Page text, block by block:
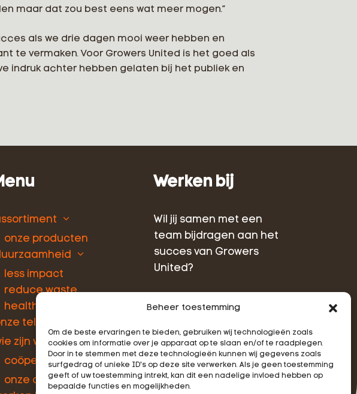
Beheer toestemming
Om de beste ervaringen te bieden, gebruiken wij technologieën zoals
cookies om informatie over je apparaat op te slaan en/of te raadplegen.
Door in te stemmen met deze technologieën kunnen wij gegevens zoals
surfgedrag of unieke ID's op deze site verwerken. Als je geen toestemming
geeft of uw toestemming intrekt, kan dit een nadelige invloed hebben op
bepaalde functies en mogelijkheden.
maar dat zou best eens wat meer mogen.”
als we drie dagen mooi weer hebben en
te vermaken. Voor Growers United is het goed als
indruk achter hebben gelaten bij het publiek en
onze producten
less impact
reduce waste
healthy people
telers
zijn wij
coöperatie
onze activiteiten
Werken bij
Wil jij samen met een
team bijdragen aan het
succes van Growers
United?